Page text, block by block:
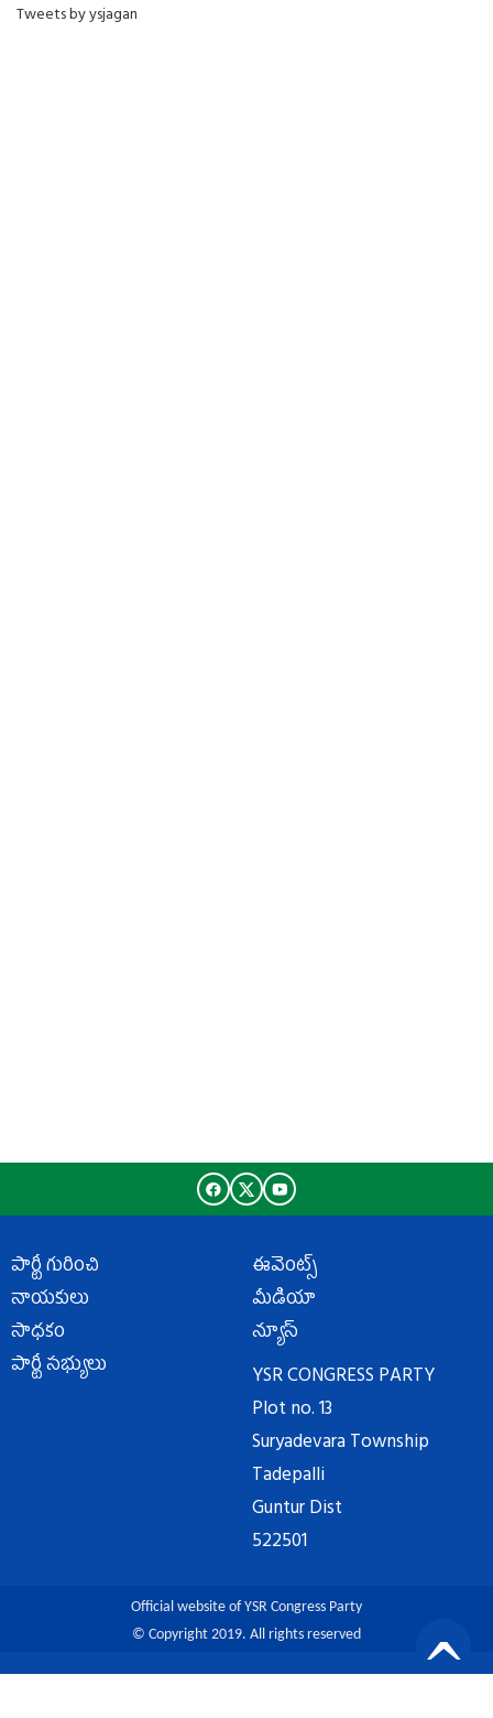
Tweets by ysjagan
పార్టీ గురించి
నాయకులు
సాధకం
పార్టీ సభ్యులు
ఈవెంట్స్
మీడియా
న్యూస్
YSR CONGRESS PARTY
Plot no. 13
Suryadevara Township
Tadepalli
Guntur Dist
522501
Official website of YSR Congress Party
© Copyright 2019. All rights reserved